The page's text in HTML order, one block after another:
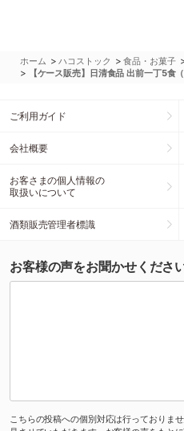
ホーム >ハコストック >食品・お菓子
> 【ケース販売】日清食品 出前一丁5食
ご利用ガイド
会社概要
お客さまの個人情報の
取扱いについて
酒類販売管理者標識
お客様の声をお聞かせくださ
こちらの投稿への個別対応は行っておりま